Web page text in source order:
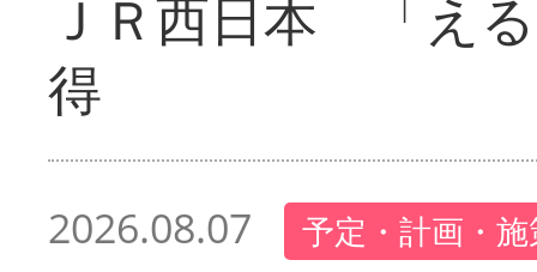
ＪＲ西日本 「え
得
2026.08.07 予定・計画・